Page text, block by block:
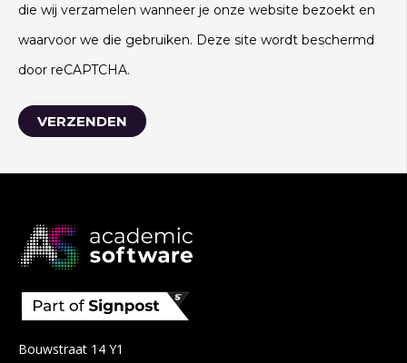
die wij verzamelen wanneer je onze website bezoekt en
waarvoor we die gebruiken. Deze site wordt beschermd
door reCAPTCHA.
Bouwstraat 14 Y1